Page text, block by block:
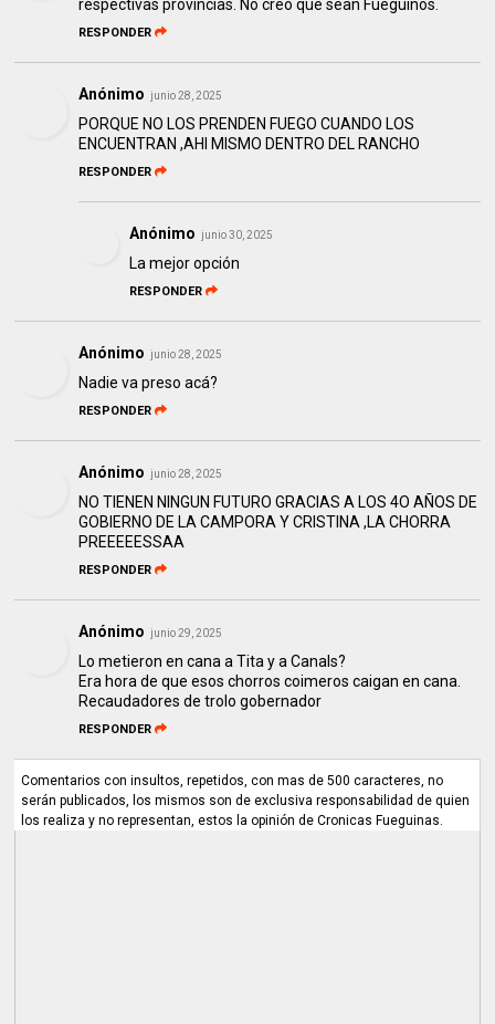
respectivas provincias. No creo que sean Fueguinos.
RESPONDER
Anónimo junio 28, 2025
PORQUE NO LOS PRENDEN FUEGO CUANDO LOS
ENCUENTRAN ,AHI MISMO DENTRO DEL RANCHO
RESPONDER
Anónimo junio 30, 2025
La mejor opción
RESPONDER
Anónimo junio 28, 2025
Nadie va preso acá?
RESPONDER
Anónimo junio 28, 2025
NO TIENEN NINGUN FUTURO GRACIAS A LOS 4O AÑOS DE
GOBIERNO DE LA CAMPORA Y CRISTINA ,LA CHORRA
PREEEEESSAA
RESPONDER
Anónimo junio 29, 2025
Lo metieron en cana a Tita y a Canals?
Era hora de que esos chorros coimeros caigan en cana.
Recaudadores de trolo gobernador
RESPONDER
Comentarios con insultos, repetidos, con mas de 500 caracteres, no
serán publicados, los mismos son de exclusiva responsabilidad de quien
los realiza y no representan, estos la opinión de Cronicas Fueguinas.